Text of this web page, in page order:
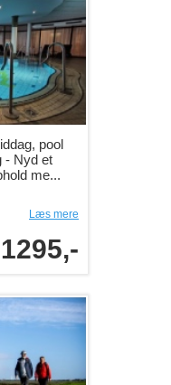
pool
- Nyd et
me...
Læs mere
1295,-